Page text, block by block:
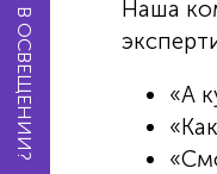
Наша
«А